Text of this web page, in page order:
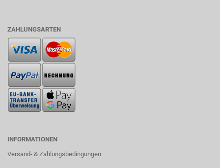
ZAHLUNGSARTEN
INFORMATIONEN
Versand- & Zahlungsbedingungen​